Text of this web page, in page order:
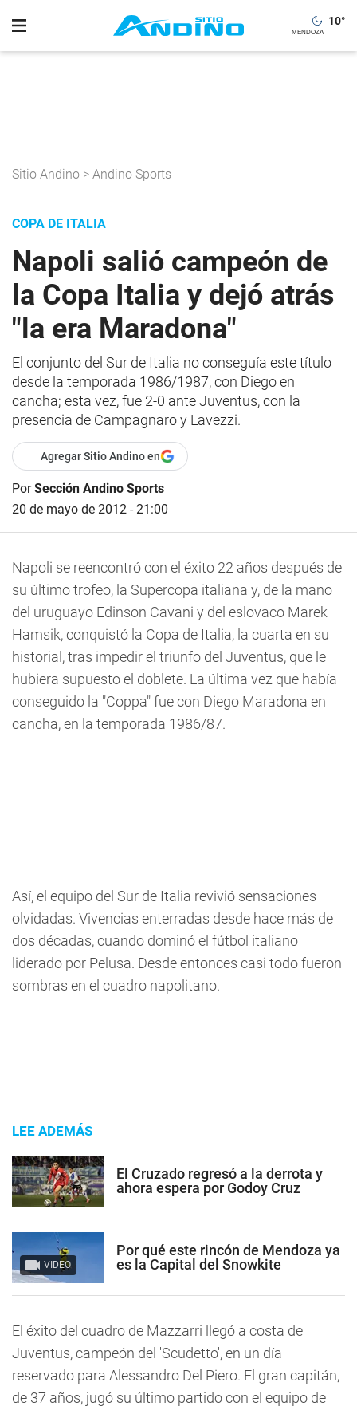
10°
Sitio Andino > Andino Sports
COPA DE ITALIA
Napoli salió campeón de
la Copa Italia y dejó atrás
"la era Maradona"
El conjunto del Sur de Italia no conseguía este título
desde la temporada 1986/1987, con Diego en
cancha; esta vez, fue 2-0 ante Juventus, con la
presencia de Campagnaro y Lavezzi.
Agregar Sitio Andino en
PorSección Andino Sports
20 de mayo de 2012 - 21:00
Napoli se reencontró con el éxito 22 años después de
su último trofeo, la Supercopa italiana y, de la mano
del uruguayo Edinson Cavani y del eslovaco Marek
Hamsik, conquistó la Copa de Italia, la cuarta en su
historial, tras impedir el triunfo del Juventus, que le
hubiera supuesto el doblete. La última vez que había
conseguido la "Coppa" fue con Diego Maradona en
cancha, en la temporada 1986/87.
Así, el equipo del Sur de Italia revivió sensaciones
olvidadas. Vivencias enterradas desde hace más de
dos décadas, cuando dominó el fútbol italiano
liderado por Pelusa. Desde entonces casi todo fueron
sombras en el cuadro napolitano.
LEE ADEMÁS
El Cruzado regresó a la derrota y
ahora espera por Godoy Cruz
VIDEO
Por qué este rincón de Mendoza ya
es la Capital del Snowkite
El éxito del cuadro de Mazzarri llegó a costa de
Juventus, campeón del 'Scudetto', en un día
reservado para Alessandro Del Piero. El gran capitán,
de 37 años, jugó su último partido con el equipo de